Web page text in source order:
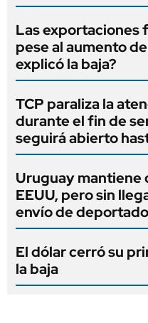
Las exportaciones
pese al aumento
explicó la baja?
TCP paraliza la
durante el fin de
seguirá abierto
Uruguay mantiene
EEUU, pero sin
envío de
El dólar cerró su
la baja